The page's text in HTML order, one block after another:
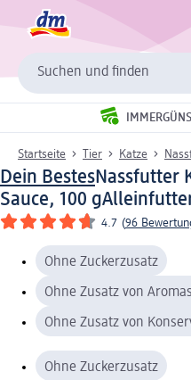
Suchen und finden
Startseite Tier Katze
Dein BestesNassfutter
Sauce, 100 g
4.7 (96
Ohne Zuckerzusatz
Ohne Zusatz von
Ohne Zusatz von
Ohne Zuckerzusatz